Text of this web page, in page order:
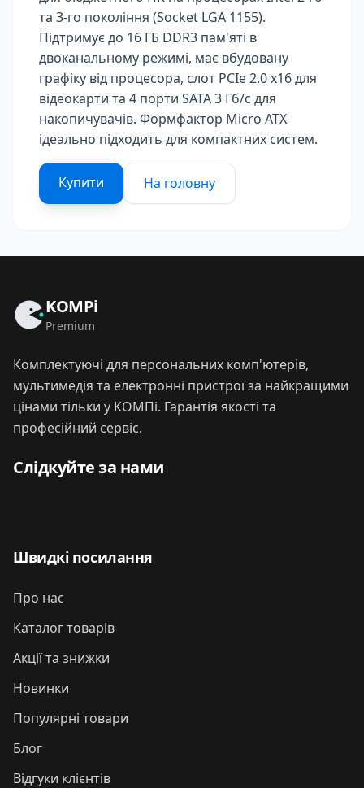
та 3-го покоління (Socket LGA 1155).
Підтримує до 16 ГБ DDR3 пам'яті в
двоканальному режимі, має вбудовану
графіку від процесора, слот PCIe 2.0 x16 для
відеокарти та 4 порти SATA 3 Гб/с для
накопичувачів. Формфактор Micro ATX
ідеально підходить для компактних систем.
Купити На головну
KOMPi
Premium
Комплектуючі для персональних комп'ютерів,
мультимедія та електронні пристрої за найкращими
цінами тільки у КОМПі. Гарантія якості та
професійний сервіс.
Слідкуйте за нами
Швидкі посилання
Про нас
Каталог товарів
Акції та знижки
Новинки
Популярні товари
Блог
Відгуки клієнтів